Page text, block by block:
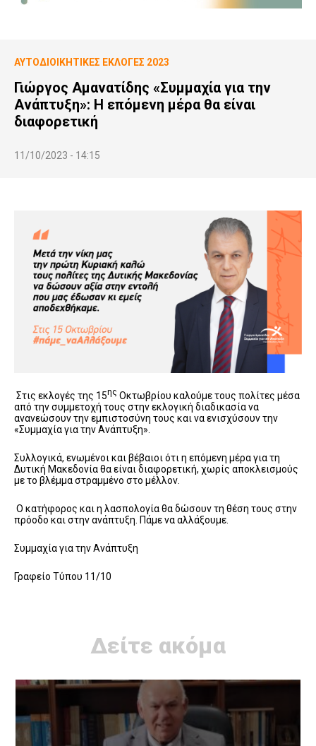
ΑΥΤΟΔΙΟΙΚΗΤΙΚΕΣ ΕΚΛΟΓΕΣ 2023
Γιώργος Αμανατίδης «Συμμαχία για την
Ανάπτυξη»: Η επόμενη μέρα θα είναι
διαφορετική
11/10/2023 - 14:15
Στις εκλογές της 15ης Οκτωβρίου καλούμε τους πολίτες μέσα
από την συμμετοχή τους στην εκλογική διαδικασία να
ανανεώσουν την εμπιστοσύνη τους και να ενισχύσουν την
«Συμμαχία για την Ανάπτυξη».
Συλλογικά, ενωμένοι και βέβαιοι ότι η επόμενη μέρα για τη
Δυτική Μακεδονία θα είναι διαφορετική, χωρίς αποκλεισμούς
με το βλέμμα στραμμένο στο μέλλον.
Ο κατήφορος και η λασπολογία θα δώσουν τη θέση τους στην
πρόοδο και στην ανάπτυξη. Πάμε να αλλάξουμε.
Συμμαχία για την Ανάπτυξη
Γραφείο Τύπου 11/10
Δείτε ακόμα